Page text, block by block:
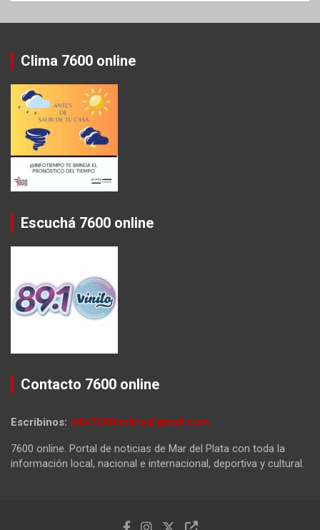
Clima 7600 online
Escuchá 7600 online
Contacto 7600 online
Escribinos: info7600online@gmail.com
7600 online. Portal de noticias de Mar del Plata con toda la
información local, nacional e internacional, deportiva y cultural.